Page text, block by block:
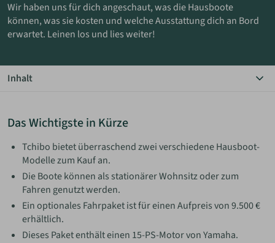
ANMELDEN
Wir haben uns für dich angeschaut, was die Hausboote
können, was sie kosten und welche Ausstattung dich an Bord
erwartet. Leinen los und lies weiter!
Inhalt
Bilder der Hausboote
Das Wichtigste in Kürze
Tchibo bietet überraschend zwei verschiedene Hausboot-
Modelle zum Kauf an.
Die Boote können als stationärer Wohnsitz oder zum
Fahren genutzt werden.
Ein optionales Fahrpaket ist für einen Aufpreis von 9.500 €
erhältlich.
Dieses Paket enthält einen 15-PS-Motor von Yamaha.